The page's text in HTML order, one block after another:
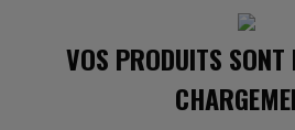
VOS PRODUITS SONT